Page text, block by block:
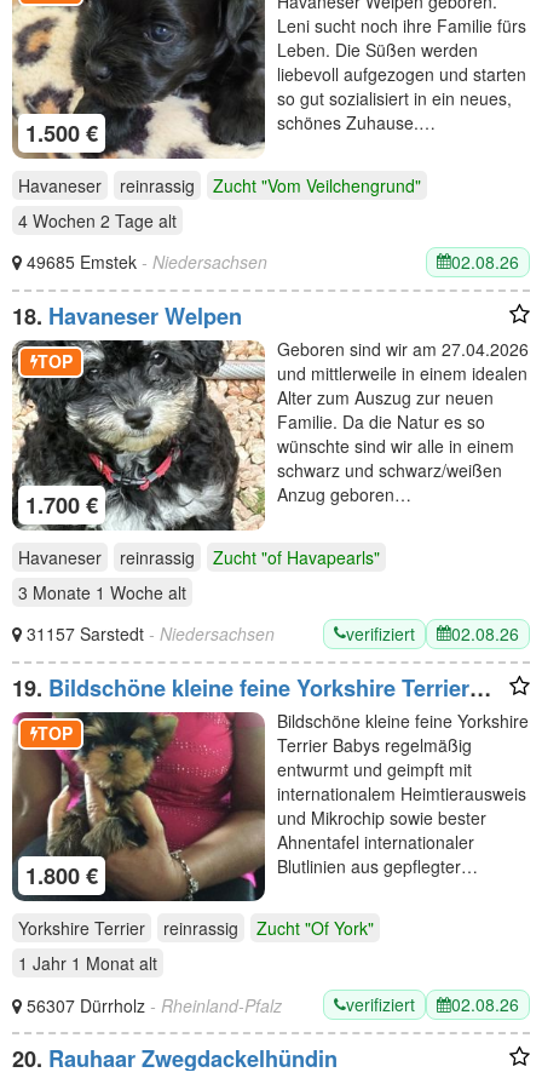
1.500 €
Leni sucht noch ihre Familie fürs
Leben. Die Süßen werden
liebevoll aufgezogen und starten
so gut sozialisiert in ein neues,
schönes Zuhause.…
Havaneser reinrassig
Zucht "Vom Veilchengrund"
4 Wochen 2 Tage alt
49685 Emstek - Niedersachsen 02.08.26
18. Havaneser Welpen
1.700 €
TOP
Geboren sind wir am 27.04.2026
und mittlerweile in einem idealen
Alter zum Auszug zur neuen
Familie. Da die Natur es so
wünschte sind wir alle in einem
schwarz und schwarz/weißen
Anzug geboren…
Havaneser reinrassig
Zucht "of Havapearls"
3 Monate 1 Woche alt
31157 Sarstedt - Niedersachsen verifiziert 02.08.26
19. Bildschöne kleine feine Yorkshire Terrier
Babys
1.800 €
TOP
Bildschöne kleine feine Yorkshire
Terrier Babys regelmäßig
entwurmt und geimpft mit
internationalem Heimtierausweis
und Mikrochip sowie bester
Ahnentafel internationaler
Blutlinien aus gepflegter…
Yorkshire Terrier reinrassig
Zucht "Of York"
1 Jahr 1 Monat alt
56307 Dürrholz - Rheinland-Pfalz verifiziert 02.08.26
20. Rauhaar Zwegdackelhündin